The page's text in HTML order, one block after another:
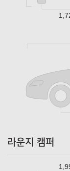
라운지 캠퍼